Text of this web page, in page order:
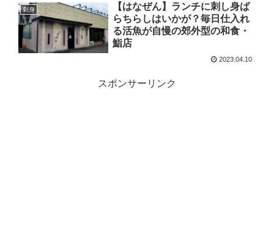
刺身
【はなぜん】ランチに刺し身ば
らちらしはいかが？毎日仕入れ
る活魚が自慢の郊外型の和食・
鮨店
2023.04.10
スポンサーリンク